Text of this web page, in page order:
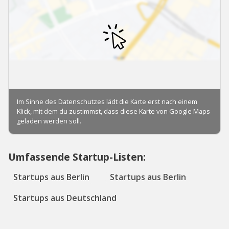
Umfassende Startup-Listen:
Startups aus Berlin
Startups aus Berlin
Startups aus Deutschland